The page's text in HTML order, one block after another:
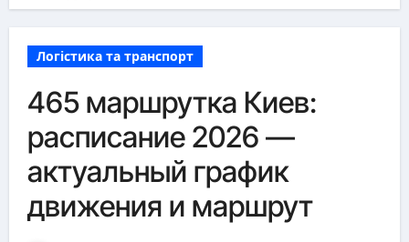
Логістика та транспорт
465 маршрутка Киев:
расписание 2026 —
актуальный график
движения и маршрут